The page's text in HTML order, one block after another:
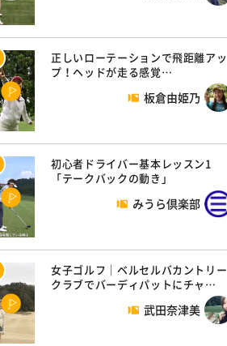
正しいローテーションで飛距離アッ
プ！ヘッドが走る感覚…
板倉由姫乃
初心者ドライバー基本レッスン1
「テークバックの動き」
みうら倶楽部
女子ゴルフ｜ベルセルバカントリー
クラブでバーディパットにチャ…
武田奈津美